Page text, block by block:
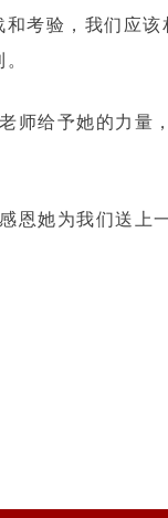
考验，我们应
给予她的力量
她为我们送上